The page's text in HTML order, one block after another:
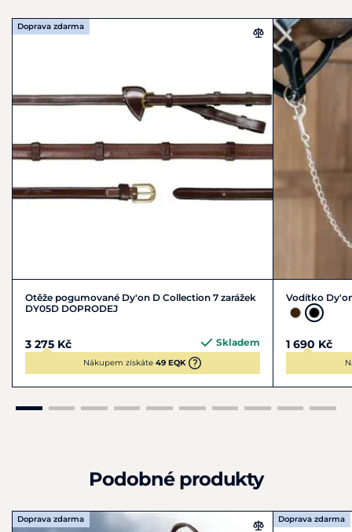
Doprava zdarma
Otěže pogumované Dy'on D Collection 7 zarážek
DY05D DOPRODEJ
3 275 Kč Skladem
Nákupem získáte49 EQK
Vodítko
1 690 Kč
Podobné produkty
Doprava zdarma Doprava zdarma